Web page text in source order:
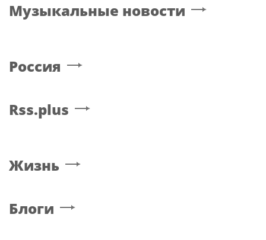
Музыкальные новости
Россия
Rss.plus
Жизнь
Блоги